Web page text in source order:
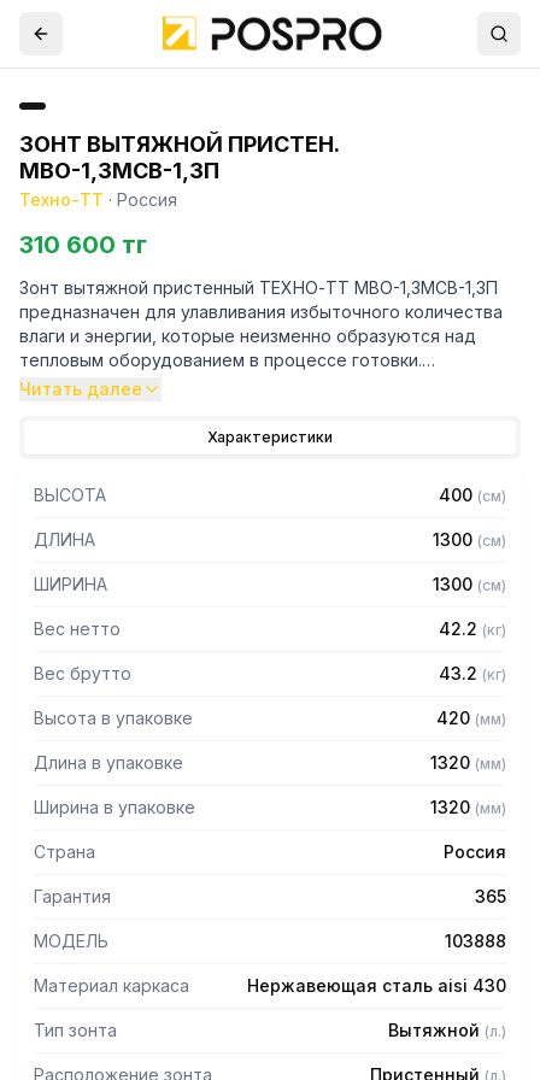
ЗОНТ ВЫТЯЖНОЙ ПРИСТЕН.
МВО-1,3МСВ-1,3П
Техно-ТТ · Россия
310 600 тг
Зонт вытяжной пристенный ТЕХНО-ТТ МВО-1,3МСВ-1,3П
предназначен для улавливания избыточного количества
влаги и энергии, которые неизменно образуются над
тепловым оборудованием в процессе готовки.
капли жира, которые в противном случае оседали бы на
защищает сотрудников горячего цеха.
Особенности:
— Бескаркасный
0,8мм
— Поставляется в собранном виде
Читать далее
Характеристики
ВЫСОТА 400 (см)
ДЛИНА 1300 (см)
ШИРИНА 1300 (см)
Вес нетто 42.2 (кг)
Вес брутто 43.2 (кг)
Высота в упаковке 420 (мм)
Длина в упаковке 1320 (мм)
Ширина в упаковке 1320 (мм)
Страна Россия
Гарантия 365
МОДЕЛЬ 103888
Материал каркаса Нержавеющая сталь aisi 430
Тип зонта Вытяжной (л.)
Расположение зонта Пристенный (л.)